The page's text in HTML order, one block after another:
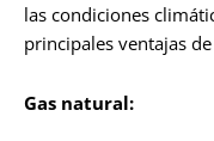
las condiciones
principales ventajas
Gas natural: